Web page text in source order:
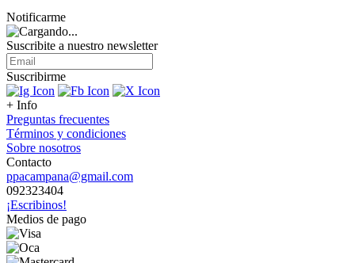
Notificarme
Suscribite a nuestro newsletter
Suscribirme
+ Info
Preguntas frecuentes
Términos y condiciones
Sobre nosotros
Contacto
ppacampana@gmail.com
092323404
¡Escribinos!
Medios de pago